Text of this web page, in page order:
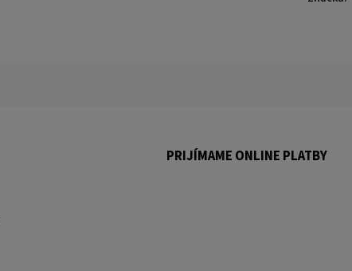
PRIJÍMAME ONLINE PLATBY